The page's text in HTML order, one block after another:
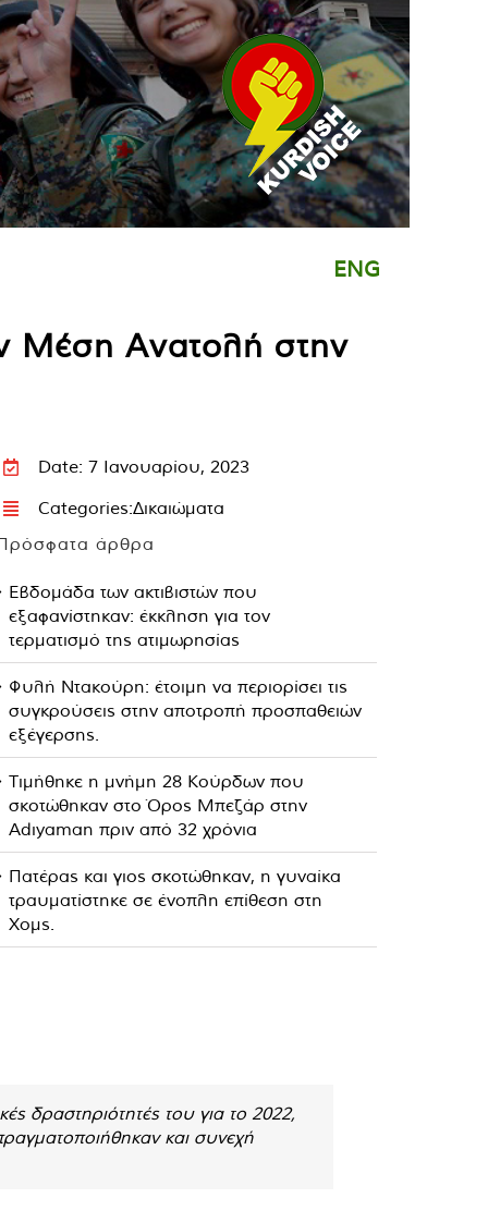
ENG
Μέση Ανατολή στην
Date: 7 Ιανουαρίου, 2023
Categories:Δικαιώματα
άρθρα
Εβδομάδα των ακτιβιστών που
εξαφανίστηκαν: έκκληση για τον
τερματισμό της ατιμωρησίας
Φυλή Ντακούρη: έτοιμη να περιορίσει τις
συγκρούσεις στην αποτροπή προσπαθειών
εξέγερσης.
Τιμήθηκε η μνήμη 28 Κούρδων που
σκοτώθηκαν στο Όρος Μπεζάρ στην
Adıyaman πριν από 32 χρόνια
Πατέρας και γιος σκοτώθηκαν, η γυναίκα
τραυματίστηκε σε ένοπλη επίθεση στη
Χομς.
δραστηριότητές του για το 2022,
και συνεχή